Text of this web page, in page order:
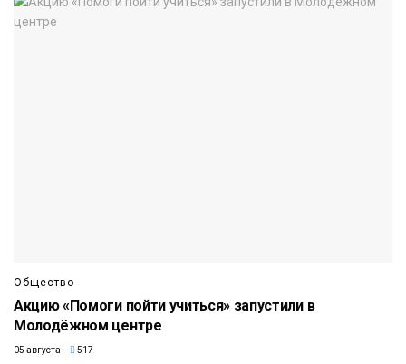
Общество
Акцию «Помоги пойти учиться» запустили в
Молодёжном центре
05 августа 517